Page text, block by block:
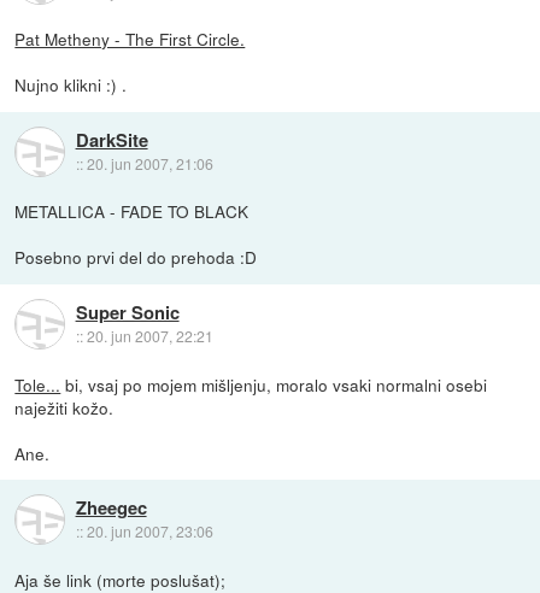
Pat Metheny - The First Circle.
Nujno klikni :) .
DarkSite
::20. jun 2007, 21:06
METALLICA - FADE TO BLACK
Posebno prvi del do prehoda :D
Super Sonic
::20. jun 2007, 22:21
Tole... bi, vsaj po mojem mišljenju, moralo vsaki normalni osebi
naježiti kožo.
Ane.
Zheegec
::20. jun 2007, 23:06
Aja še link (morte poslušat);